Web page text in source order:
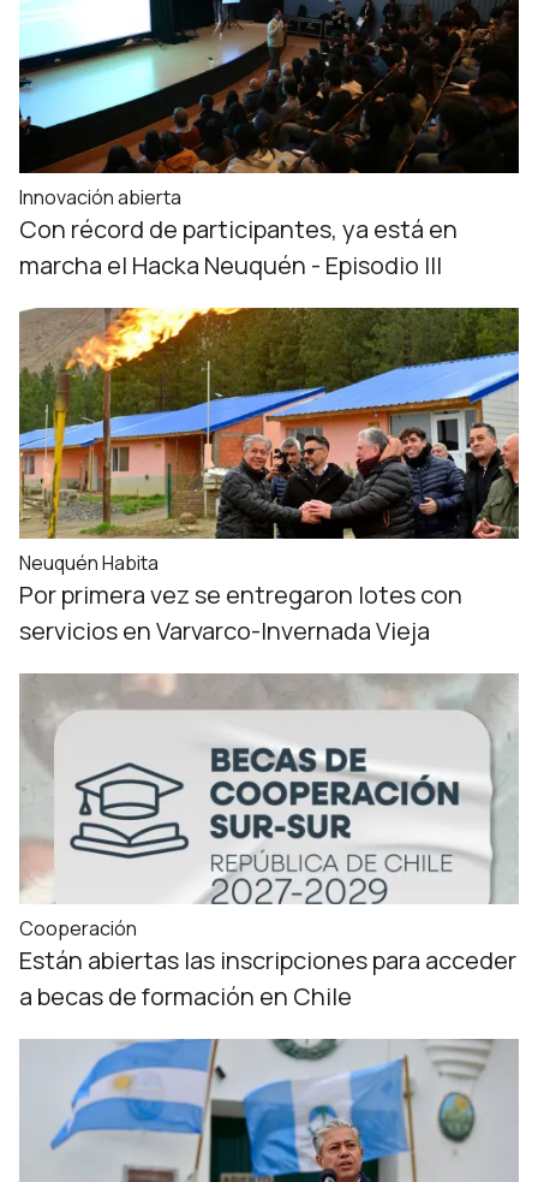
Innovación abierta
Con récord de participantes, ya está en
marcha el Hacka Neuquén - Episodio III
Neuquén Habita
Por primera vez se entregaron lotes con
servicios en Varvarco-Invernada Vieja
Cooperación
Están abiertas las inscripciones para acceder
a becas de formación en Chile